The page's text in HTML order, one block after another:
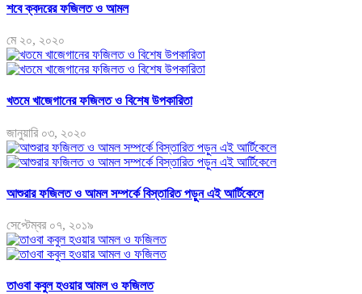
শবে ক্বদরের ফজিলত ও আমল
মে ২০, ২০২০
খতমে খাজেগানের ফজিলত ও বিশেষ উপকারিতা
জানুয়ারি ০৩, ২০২০
আশুরার ফজিলত ও আমল সম্পর্কে বিস্তারিত পড়ুন এই আর্টিকেলে
সেপ্টেম্বর ০৭, ২০১৯
তাওবা কবুল হওয়ার আমল ও ফজিলত